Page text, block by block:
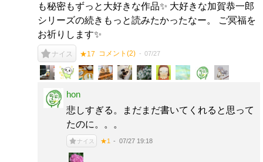
も秘密もずっと大好きな作品✨ 大好きな加賀恭一郎
シリーズの続きもっと読みたかったなー。 ご冥福を
お祈りします✨
ナイス ★17 コメント(2) 07/27
hon
悲しすぎる。まだまだ書いてくれると思って
たのに。。。
ナイス ★1 07/27 19:18